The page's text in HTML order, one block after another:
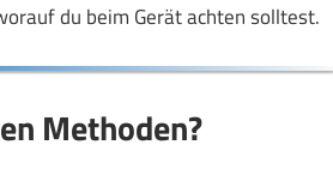
du beim Gerät achten solltest.
Methoden?